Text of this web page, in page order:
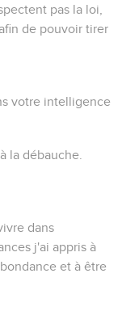
pas la loi,
de pouvoir tirer
votre intelligence
la débauche.
dans
j'ai appris à
et à être